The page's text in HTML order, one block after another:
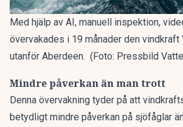
Med hjälp av AI, manuell inspektion,
övervakades i 19 månader den vindkraft
utanför Aberdeen. (Foto: Pressbild
Mindre påverkan än man trott
Denna övervakning tyder på att
betydligt mindre påverkan på sjöfåglar